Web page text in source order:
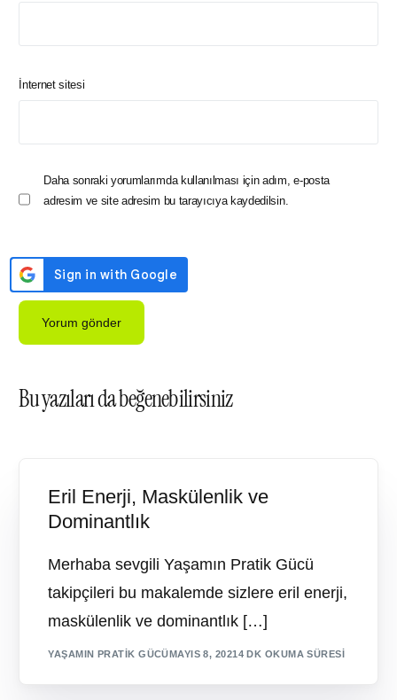
İnternet sitesi
Daha sonraki yorumlarımda kullanılması için adım, e-posta
adresim ve site adresim bu tarayıcıya kaydedilsin.
Bu yazıları da beğenebilirsiniz
Eril Enerji, Maskülenlik ve
Dominantlık
Merhaba sevgili Yaşamın Pratik Gücü
takipçileri bu makalemde sizlere eril enerji,
maskülenlik ve dominantlık […]
YAŞAMIN PRATIK GÜCÜMAYIS 8, 20214 DK OKUMA SÜRESI